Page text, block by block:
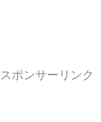
スポンサーリンク